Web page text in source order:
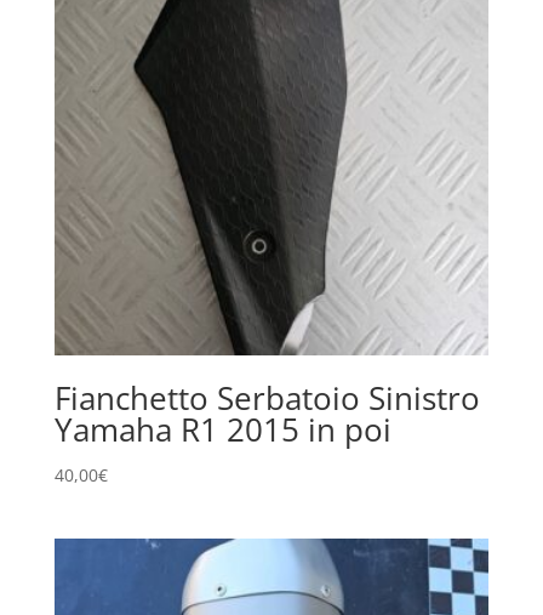
Fianchetto Serbatoio Sinistro
Yamaha R1 2015 in poi
40,00€